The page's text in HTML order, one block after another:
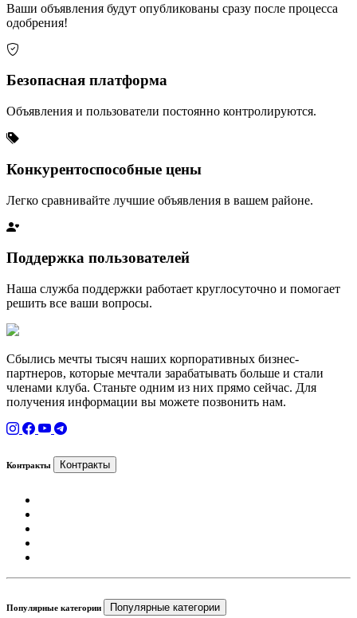
Ваши объявления будут опубликованы сразу после процесса
одобрения!
Безопасная платформа
Объявления и пользователи постоянно контролируются.
Конкурентоспособные цены
Легко сравнивайте лучшие объявления в вашем районе.
Поддержка пользователей
Наша служба поддержки работает круглосуточно и помогает
решить все ваши вопросы.
Сбылись мечты тысяч наших корпоративных бизнес-
партнеров, которые мечтали зарабатывать больше и стали
членами клуба. Станьте одним из них прямо сейчас. Для
получения информации вы можете позвонить нам.
Контракты Контракты
Популярные категории Популярные категории